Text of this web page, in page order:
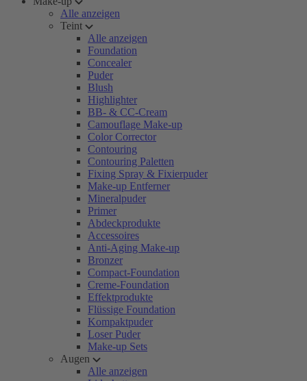
Alle anzeigen
Teint
Alle anzeigen
Foundation
Concealer
Puder
Blush
Highlighter
BB- & CC-Cream
Camouflage Make-up
Color Corrector
Contouring
Contouring Paletten
Fixing Spray & Fixierpuder
Make-up Entferner
Mineralpuder
Primer
Abdeckprodukte
Accessoires
Anti-Aging Make-up
Bronzer
Compact-Foundation
Creme-Foundation
Effektprodukte
Flüssige Foundation
Kompaktpuder
Loser Puder
Make-up Sets
Augen
Alle anzeigen